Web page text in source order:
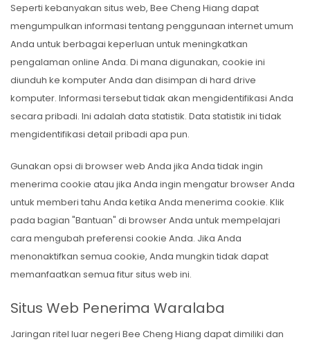
Seperti kebanyakan situs web, Bee Cheng Hiang dapat
mengumpulkan informasi tentang penggunaan internet umum
Anda untuk berbagai keperluan untuk meningkatkan
pengalaman online Anda. Di mana digunakan, cookie ini
diunduh ke komputer Anda dan disimpan di hard drive
komputer. Informasi tersebut tidak akan mengidentifikasi Anda
secara pribadi. Ini adalah data statistik. Data statistik ini tidak
mengidentifikasi detail pribadi apa pun.
Gunakan opsi di browser web Anda jika Anda tidak ingin
menerima cookie atau jika Anda ingin mengatur browser Anda
untuk memberi tahu Anda ketika Anda menerima cookie. Klik
pada bagian "Bantuan" di browser Anda untuk mempelajari
cara mengubah preferensi cookie Anda. Jika Anda
menonaktifkan semua cookie, Anda mungkin tidak dapat
memanfaatkan semua fitur situs web ini.
Situs Web Penerima Waralaba
Jaringan ritel luar negeri Bee Cheng Hiang dapat dimiliki dan